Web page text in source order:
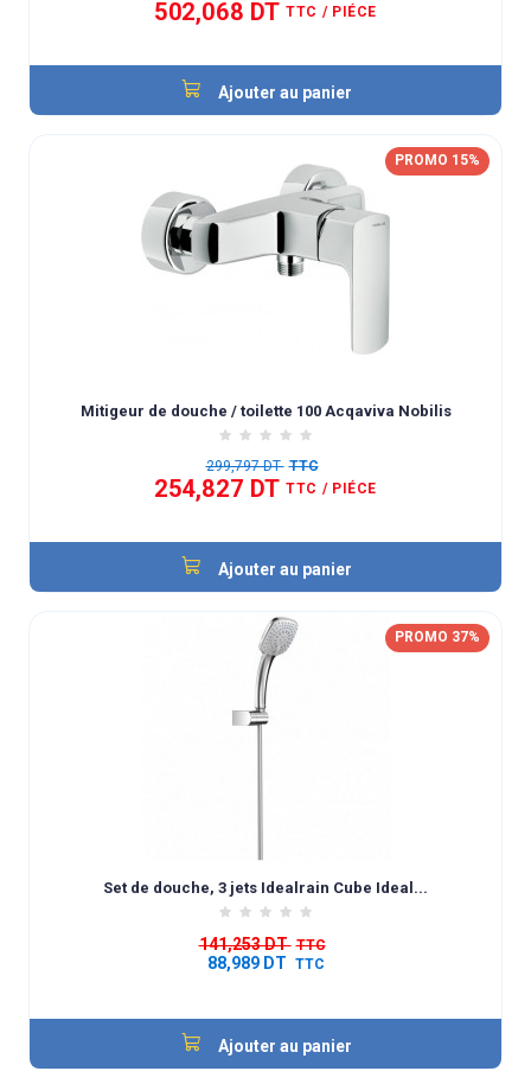
502,068 DT TTC / PIÉCE
Ajouter au panier
PROMO 15%
Mitigeur de douche / toilette 100 Acqaviva Nobilis
299,797 DT TTC
254,827 DT TTC / PIÉCE
Ajouter au panier
PROMO 37%
Set de douche, 3 jets Idealrain Cube Ideal...
141,253 DT TTC
88,989 DT TTC
Ajouter au panier